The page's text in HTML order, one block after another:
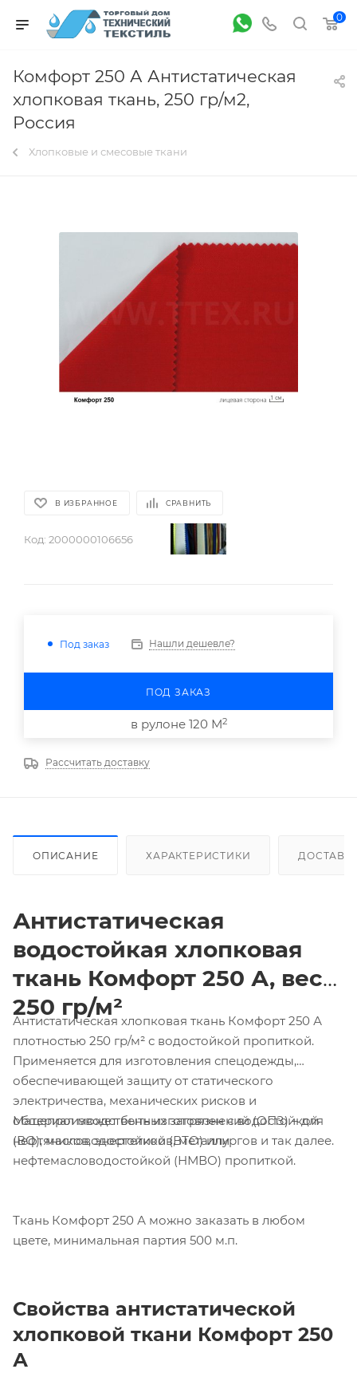
0
Комфорт 250 А Антистатическая
хлопковая ткань, 250 гр/м2,
Россия
Хлопковые и смесовые ткани
В ИЗБРАННОЕ СРАВНИТЬ
Код: 2000000106656
Под заказ Нашли дешевле?
ПОД ЗАКАЗ
в рулоне 120 М2
Рассчитать доставку
ОПИСАНИЕ ХАРАКТЕРИСТИКИ
Антистатическая
водостойкая хлопковая
ткань Комфорт 250 А, вес
250 гр/м²
Антистатическая хлопковая ткань Комфорт 250 А
плотностью 250 гр/м² с водостойкой пропиткой.
Применяется для изготовления спецодежды,
обеспечивающей защиту от статического
электричества, механических рисков и
общепроизводственных загрязнений (ОПЗ) – для
нефтяников, энергетиков, металлургов и так далее.
Материал может быть изготовлен с водостойкой
(ВО), масловодостойкой (ВТО) или
нефтемасловодостойкой (НМВО) пропиткой.
Ткань Комфорт 250 А можно заказать в любом
цвете, минимальная партия 500 м.п.
Свойства антистатической
хлопковой ткани Комфорт 250
А